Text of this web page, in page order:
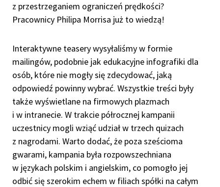
z przestrzeganiem ograniczeń prędkości?
Pracownicy Philipa Morrisa już to wiedzą!
Interaktywne teasery wysyłaliśmy w formie
mailingów, podobnie jak edukacyjne infografiki dla
osób, które nie mogły się zdecydować, jaką
odpowiedź powinny wybrać. Wszystkie treści były
także wyświetlane na firmowych plazmach
i w intranecie. W trakcie półrocznej kampanii
uczestnicy mogli wziąć udział w trzech quizach
z nagrodami. Warto dodać, że poza sześcioma
gwarami, kampania była rozpowszechniana
w językach polskim i angielskim, co pomogło jej
odbić się szerokim echem w filiach spółki na całym